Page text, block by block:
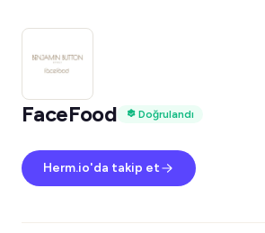
FaceFood Doğrulandı
Herm.io'da takip et